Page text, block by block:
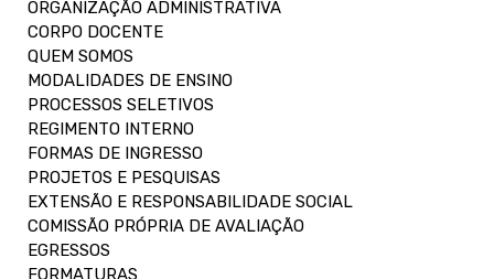
ORGANIZAÇÃO ADMINISTRATIVA
CORPO DOCENTE
QUEM SOMOS
MODALIDADES DE ENSINO
PROCESSOS SELETIVOS
REGIMENTO INTERNO
FORMAS DE INGRESSO
PROJETOS E PESQUISAS
EXTENSÃO E RESPONSABILIDADE SOCIAL
COMISSÃO PRÓPRIA DE AVALIAÇÃO
EGRESSOS
FORMATURAS